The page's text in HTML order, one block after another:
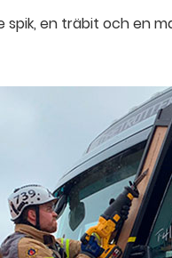
spik, en träbit och en
'/
text '/